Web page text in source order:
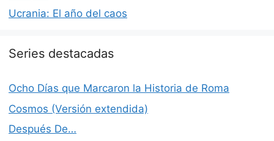
Ucrania: El año del caos
Series destacadas
Ocho Días que Marcaron la Historia de Roma
Cosmos (Versión extendida)
Después De…